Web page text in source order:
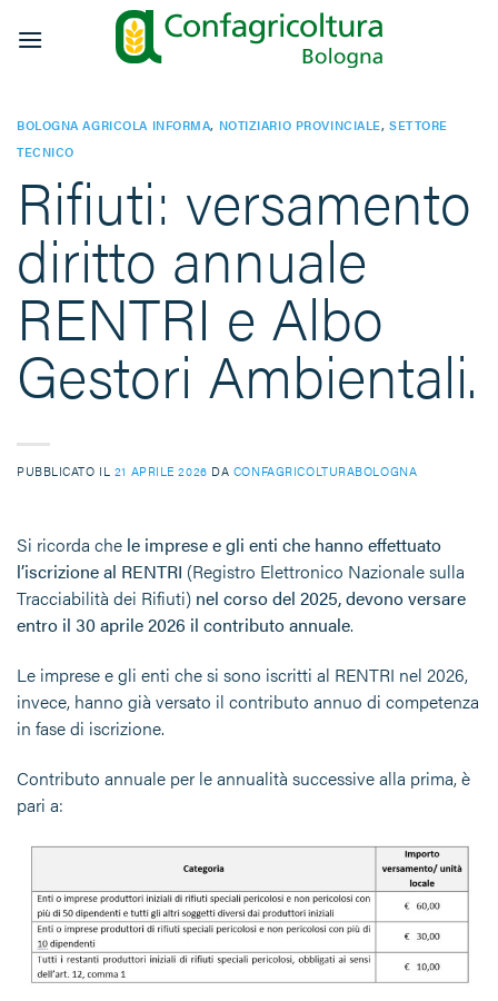
BOLOGNA AGRICOLA INFORMA, NOTIZIARIO PROVINCIALE,SETTORE
TECNICO
Rifiuti: versamento
diritto annuale
RENTRI e Albo
Gestori Ambientali.
PUBBLICATO IL 21 APRILE 2026 DA CONFAGRICOLTURABOLOGNA
Si ricorda che le imprese e gli enti che hanno effettuato
l’iscrizione al RENTRI (Registro Elettronico Nazionale sulla
Tracciabilità dei Rifiuti) nel corso del 2025, devono versare
entro il 30 aprile 2026 il contributo annuale.
Le imprese e gli enti che si sono iscritti al RENTRI nel 2026,
invece, hanno già versato il contributo annuo di competenza
in fase di iscrizione.
Contributo annuale per le annualità successive alla prima, è
pari a: